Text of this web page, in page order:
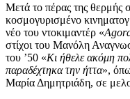
Μετά το πέρας της θερμής
κοσμογυρισμένο
νέο του ντοκιμαντέρ «
στίχοι του Μανόλη
του ’50 «Κι ήθελε ακόμη
παραδέχτηκα την ήττα»,
Μαρία Δημητριάδη, σε